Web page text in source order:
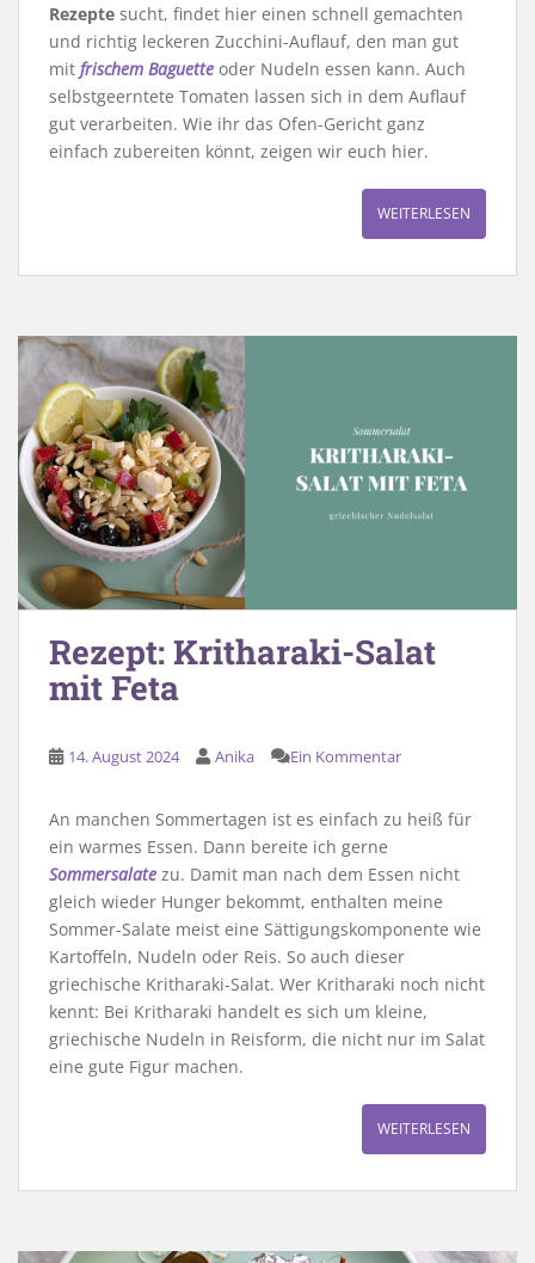
Rezepte sucht, findet hier einen schnell gemachten
und richtig leckeren Zucchini-Auflauf, den man gut
mit frischem Baguette oder Nudeln essen kann. Auch
selbstgeerntete Tomaten lassen sich in dem Auflauf
gut verarbeiten. Wie ihr das Ofen-Gericht ganz
einfach zubereiten könnt, zeigen wir euch hier.
WEITERLESEN
Rezept: Kritharaki-Salat
mit Feta
14. August 2024 Anika Ein Kommentar
An manchen Sommertagen ist es einfach zu heiß für
ein warmes Essen. Dann bereite ich gerne
Sommersalate zu. Damit man nach dem Essen nicht
gleich wieder Hunger bekommt, enthalten meine
Sommer-Salate meist eine Sättigungskomponente wie
Kartoffeln, Nudeln oder Reis. So auch dieser
griechische Kritharaki-Salat. Wer Kritharaki noch nicht
kennt: Bei Kritharaki handelt es sich um kleine,
griechische Nudeln in Reisform, die nicht nur im Salat
eine gute Figur machen.
WEITERLESEN